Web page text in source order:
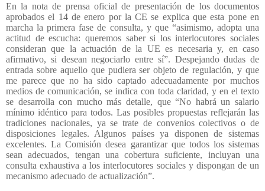
En la nota de prensa oficial de presentación de los documentos
aprobados el 14 de enero por la CE se explica que esta pone en
marcha la primera fase de consulta, y que “asimismo, adopta una
actitud de escucha: queremos saber si los interlocutores sociales
consideran que la actuación de la UE es necesaria y, en caso
afirmativo, si desean negociarlo entre sí”. Despejando dudas de
entrada sobre aquello que pudiera ser objeto de regulación, y que
me parece que no ha sido captado adecuadamente por muchos
medios de comunicación, se indica con toda claridad, y en el texto
se desarrolla con mucho más detalle, que “No habrá un salario
mínimo idéntico para todos. Las posibles propuestas reflejarán las
tradiciones nacionales, ya se trate de convenios colectivos o de
disposiciones legales. Algunos países ya disponen de sistemas
excelentes. La Comisión desea garantizar que todos los sistemas
sean adecuados, tengan una cobertura suficiente, incluyan una
consulta exhaustiva a los interlocutores sociales y dispongan de un
mecanismo adecuado de actualización”.